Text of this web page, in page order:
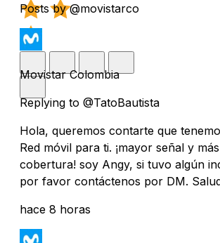
Posts by @movistarco
Movistar Colombia
Replying to @TatoBautista
Hola, queremos contarte que
Red móvil para ti. ¡mayor señal y más
cobertura! soy Angy, si tuvo algún
por favor contáctenos por DM.
hace 8 horas